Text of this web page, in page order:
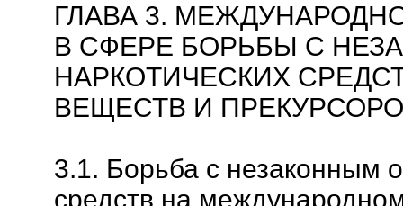
ГЛАВА 3.
В СФЕРЕ БОРЬБЫ С
НАРКОТИЧЕСКИХ
ВЕЩЕСТВ И
3.1. Борьба с незаконным
средств на